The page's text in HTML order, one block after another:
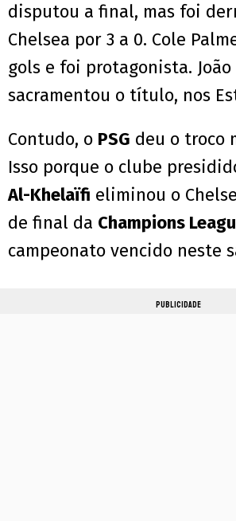
disputou a final, mas foi
Chelsea por 3 a 0. Cole
gols e foi protagonista. João
sacramentou o título, nos
Contudo, o PSG deu o troco
Isso porque o clube
Al-Khelaïfi eliminou o
de final da Champions
campeonato vencido neste
PUBLICIDADE